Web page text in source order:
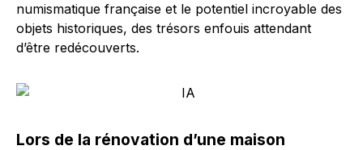
numismatique française et le potentiel incroyable des
objets historiques, des trésors enfouis attendant
d’être redécouverts.
Lors de la rénovation d’une maison